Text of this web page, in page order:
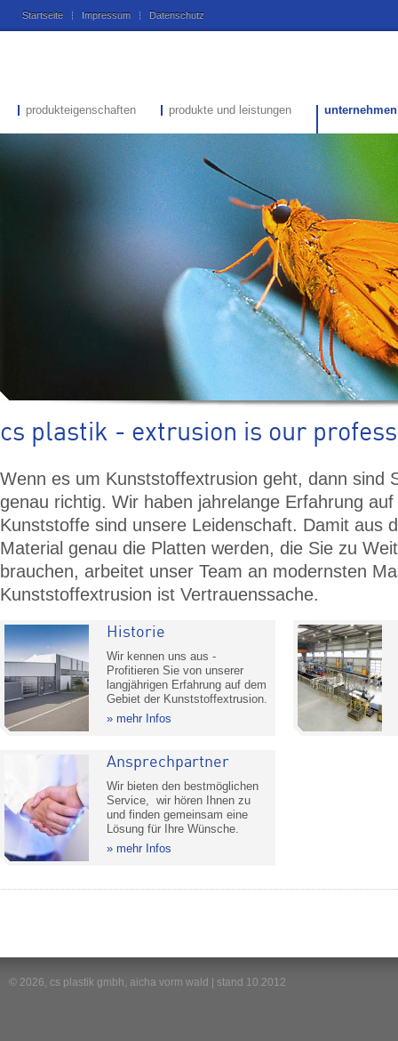
Startseite Impressum Datenschutz
produkteigenschaften produkte und leistungen unternehmen
cs plastik - extrusion is our
Wenn es um Kunststoffextrusion geht, dann sind
genau richtig. Wir haben jahrelange Erfahrung
Kunststoffe sind unsere Leidenschaft. Damit aus
Material genau die Platten werden, die Sie zu
brauchen, arbeitet unser Team an modernsten
Kunststoffextrusion ist Vertrauenssache.
Historie
Wir kennen uns aus -
Profitieren Sie von unserer
langjährigen Erfahrung auf dem
Gebiet der Kunststoffextrusion.
mehr Infos
Ansprechpartner
Wir bieten den bestmöglichen
Service, wir hören Ihnen zu
und finden gemeinsam eine
Lösung für Ihre Wünsche.
mehr Infos
© 2026, cs plastik gmbh, aicha vorm wald | stand 10.2012